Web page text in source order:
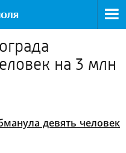
на 3 млн
девять человек